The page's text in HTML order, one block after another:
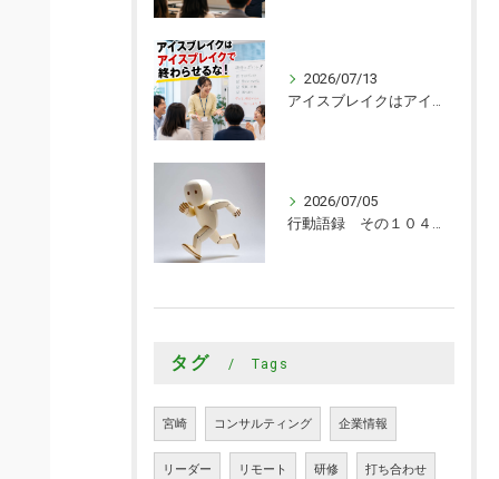
2026/07/13
アイスブレイクはアイスブレイクで終わらせるな！
2026/07/05
行動語録 その１０４０ 行動あるのみ！
タグ Tags
宮崎 コンサルティング 企業情報
リーダー リモート 研修 打ち合わせ